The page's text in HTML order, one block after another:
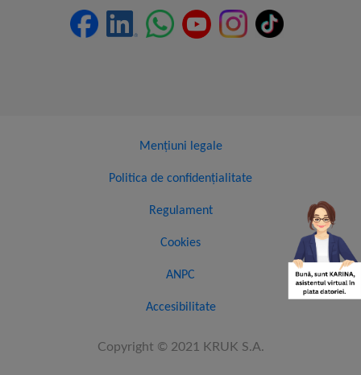
Copyright © 2021 KRUK S.A.
Mențiuni legale
Politica de confidențialitate
Regulament
Cookies
ANPC
Accesibilitate